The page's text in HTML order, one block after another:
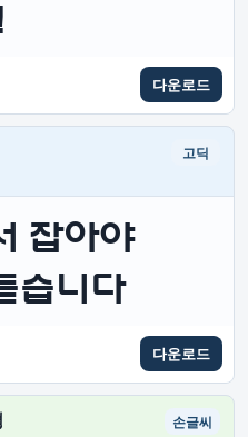
다운로드
고딕
잡아야
습니다
다운로드
손글씨